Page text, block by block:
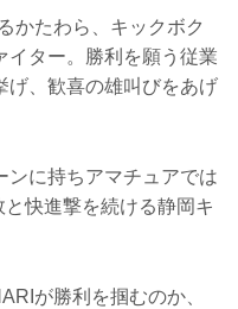
かたわら、キックボク
イター。勝利を願う従業
げ、歓喜の雄叫びをあげ
ンに持ちアマチュアでは
快進撃を続ける静岡キ
が勝利を掴むのか、